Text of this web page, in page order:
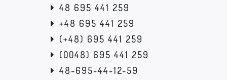
48 695 441 259
+48 695 441 259
(+48) 695 441 259
(0048) 695 441 259
48-695-44-12-59